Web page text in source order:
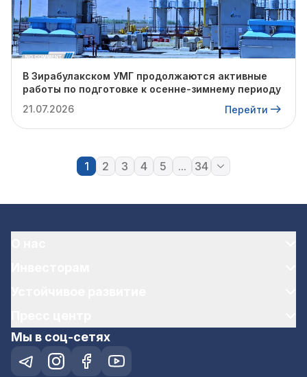
В Зирабулакском УМГ продолжаются активные
работы по подготовке к осенне-зимнему периоду
21.07.2026
Перейти
1 2 3 4 5 ... 34
Мы в соц-сетях